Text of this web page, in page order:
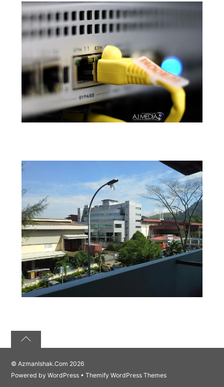
©AzmanIshak.Com 2026
Powered byWordPress •Themify WordPress Themes